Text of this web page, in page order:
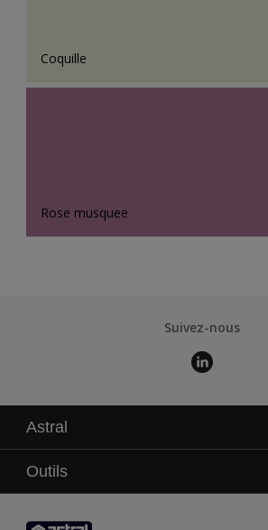
Coquille
Rose musquee
Suivez-nous
Astral
La marque
Service technique
Contact
Outils